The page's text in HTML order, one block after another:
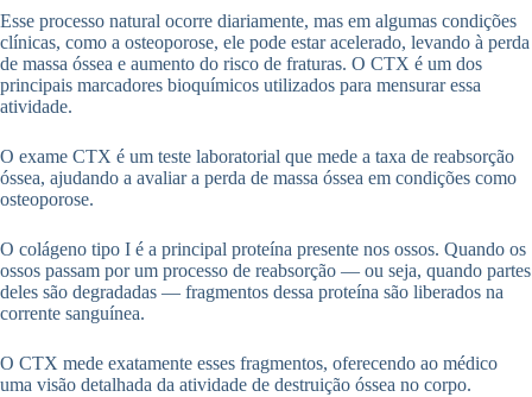
Esse processo natural ocorre diariamente, mas em algumas condições
clínicas, como a osteoporose, ele pode estar acelerado, levando à perda
de massa óssea e aumento do risco de fraturas. O CTX é um dos
principais marcadores bioquímicos utilizados para mensurar essa
atividade.
O exame CTX é um teste laboratorial que mede a taxa de reabsorção
óssea, ajudando a avaliar a perda de massa óssea em condições como
osteoporose.
O colágeno tipo I é a principal proteína presente nos ossos. Quando os
ossos passam por um processo de reabsorção — ou seja, quando partes
deles são degradadas — fragmentos dessa proteína são liberados na
corrente sanguínea.
O CTX mede exatamente esses fragmentos, oferecendo ao médico
uma visão detalhada da atividade de destruição óssea no corpo.